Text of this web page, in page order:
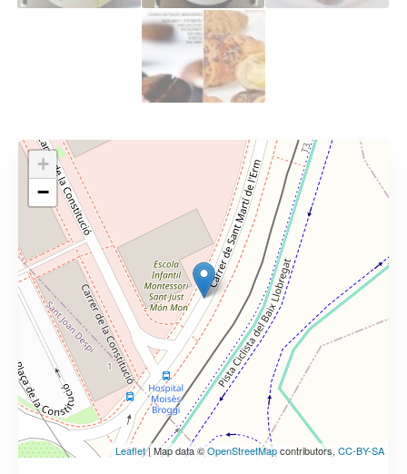
+
−
Leaflet| Map data ©OpenStreetMapcontributors, CC-BY-SA